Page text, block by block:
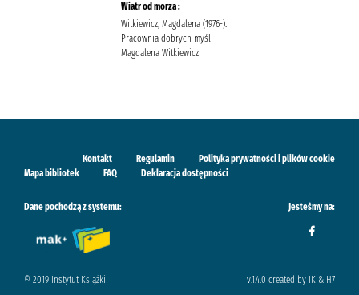
Wiatr od morza :
Witkiewicz, Magdalena (1976-).
Pracownia dobrych myśli
Magdalena Witkiewicz
Kontakt Regulamin
Polityka prywatności i plików cookie
Mapa bibliotek
FAQ Deklaracja dostępności
Dane pochodzą z systemu: Jesteśmy na:
© 2019 Instytut Książki v.1.4.0 created by IK & H7